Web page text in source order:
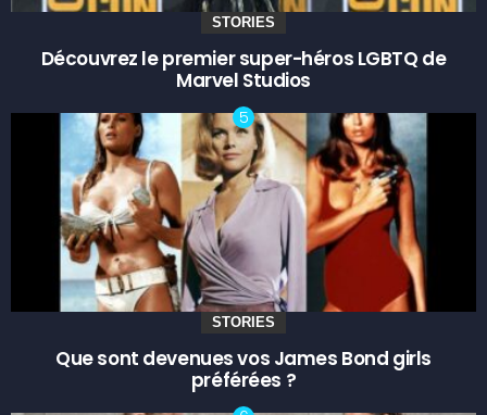
STORIES
Découvrez le premier super-héros LGBTQ de
Marvel Studios
STORIES
Que sont devenues vos James Bond girls
préférées ?